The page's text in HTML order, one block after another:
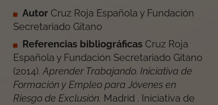
Autor Cruz Roja Española y Fundación
Secretariado Gitano
Referencias bibliográficas Cruz Roja
Española y Fundación Secretariado Gitano
(2014).Aprender Trabajando. Iniciativa de
Formación y Empleo para Jóvenes en
Riesgo de Exclusión. Madrid . Iniciativa de